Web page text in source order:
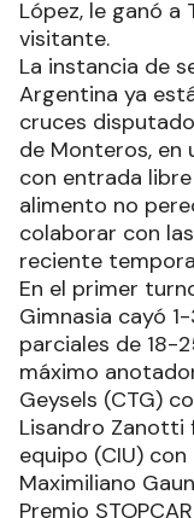
López, le ganó a
visitante.
La instancia de
Argentina ya
cruces
de Monteros, en
con entrada
alimento no
colaborar con
reciente
En el primer
Gimnasia cayó
parciales de 18-
máximo
Geysels (CTG)
Lisandro Zanotti
equipo (CIU)
Maximiliano
Premio